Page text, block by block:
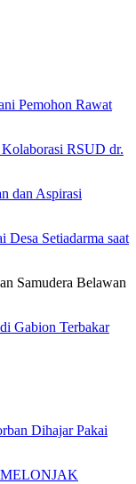
Pemohon Rawat
RSUD dr.
dan Aspirasi
Desa Setiadarma saat
Gabion Terbakar
Dihajar Pakai